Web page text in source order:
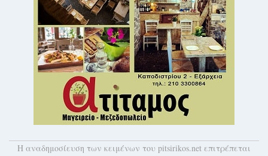
H αναδημοσίευση των κειμένων του pitsirikos.net επιτρέπεται